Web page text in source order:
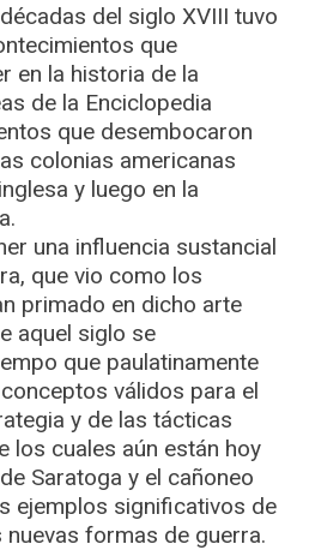
del siglo XVIII tuvo
que
en la historia de la
de la Enciclopedia
que desembocaron
colonias americanas
y luego en la
una influencia sustancial
que vio como los
primado en dicho arte
aquel siglo se
que paulatinamente
válidos para el
y de las tácticas
los cuales aún están hoy
Saratoga y el cañoneo
ejemplos significativos de
nuevas formas de guerra.